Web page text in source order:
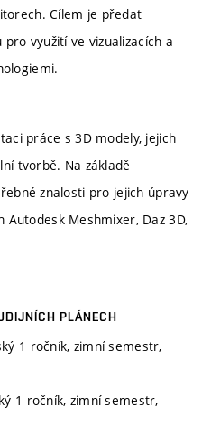
Cílem je předat
využití ve vizualizacích a
práce s 3D modely, jejich
tvorbě. Na základě
znalosti pro jejich úpravy
Meshmixer, Daz 3D,
PLÁNECH
1 ročník, zimní semestr,
1 ročník, zimní semestr,